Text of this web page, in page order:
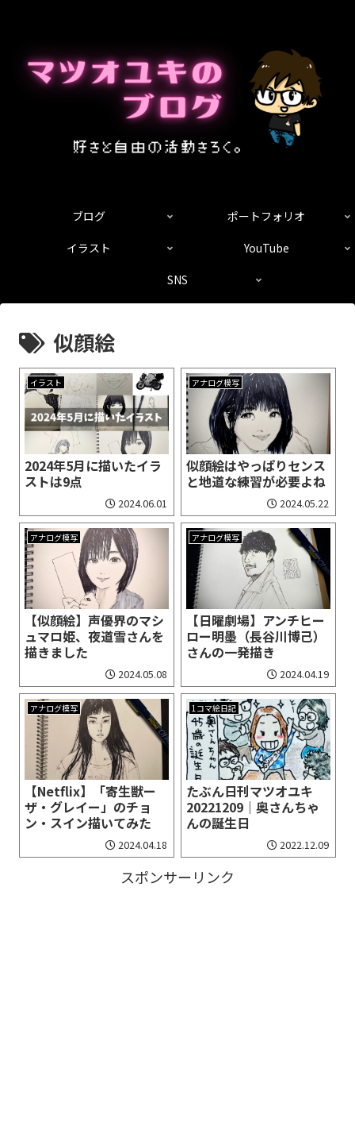
ブログ
ポートフォリオ
イラスト
YouTube
SNS
似顔絵
イラスト
2024年5月に描いたイラ
ストは9点
2024.06.01
アナログ模写
似顔絵はやっぱりセンス
と地道な練習が必要よね
2024.05.22
アナログ模写
【似顔絵】声優界のマシ
ュマロ姫、夜道雪さんを
描きました
2024.05.08
アナログ模写
【日曜劇場】アンチヒー
ロー明墨（長谷川博己）
さんの一発描き
2024.04.19
アナログ模写
【Netflix】「寄生獣ー
ザ・グレイー」のチョ
ン・スイン描いてみた
2024.04.18
1コマ絵日記
たぶん日刊マツオユキ
20221209｜奥さんちゃ
んの誕生日
2022.12.09
スポンサーリンク